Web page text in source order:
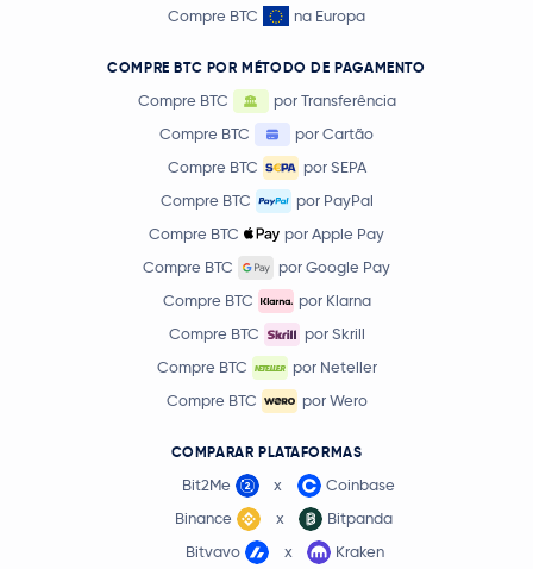
Compre BTC
na Europa
COMPRE BTC POR MÉTODO DE PAGAMENTO
Compre BTC
por Transferência
Compre BTC
por Cartão
Compre BTC
por SEPA
Compre BTC
por PayPal
Compre BTC
por Apple Pay
Compre BTC
por Google Pay
Compre BTC
por Klarna
Compre BTC
por Skrill
Compre BTC
por Neteller
Compre BTC
por Wero
COMPARAR PLATAFORMAS
Bit2Me x
Coinbase
Binance
x
Bitpanda
Bitvavo
x
Kraken